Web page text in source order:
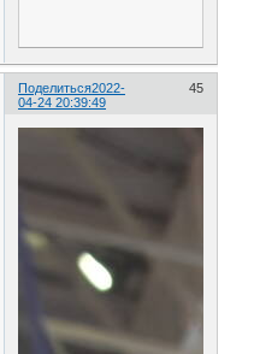
Поделиться 45
2022-
04-24 20:39:49